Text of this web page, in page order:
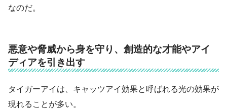
なのだ。
悪意や脅威から身を守り、創造的な才能やアイ
ディアを引き出す
タイガーアイは、キャッツアイ効果と呼ばれる光の効果が
現れることが多い。